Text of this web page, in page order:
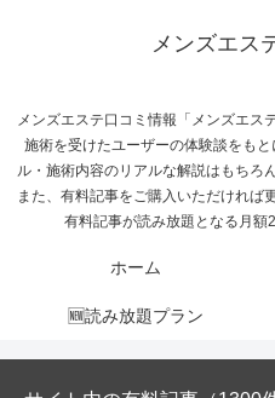
メンズエス
メンズエステ口コミ情報「メンズエス
施術を受けたユーザーの体験談をも
ル・施術内容のリアルな解説はもちろ
また、有料記事をご購入いただければ
有料記事が読み放題となる月額
ホーム
🆕読み放題プラン